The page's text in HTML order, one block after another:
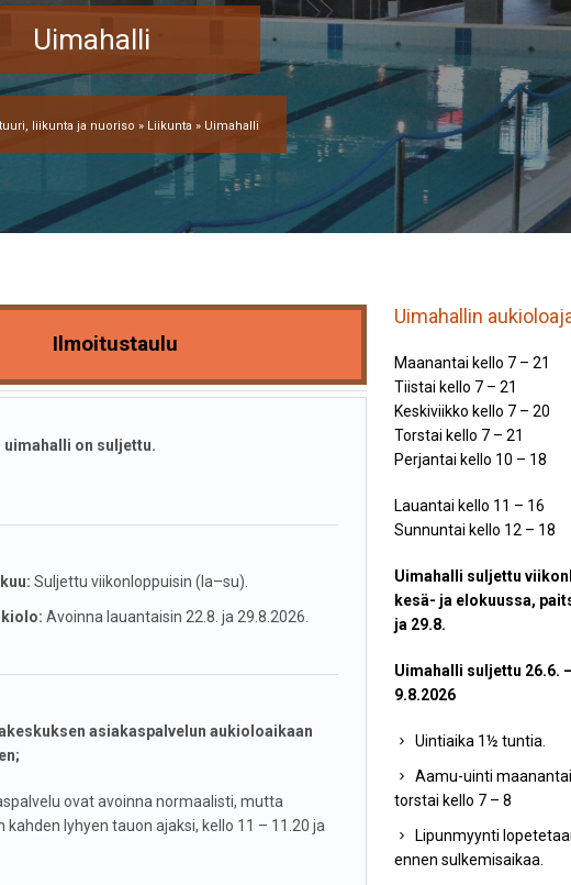
Uimahalli
liikunta ja nuoriso » Liikunta » Uimahalli
Ilmoitustaulu
uimahalli on suljettu.
Suljettu viikonloppuisin (la–su).
Avoinna lauantaisin 22.8. ja 29.8.2026.
asiakaspalvelun aukioloaikaan
ovat avoinna normaalisti, mutta
kahden lyhyen tauon ajaksi, kello 11 – 11.20 ja
Uimahallin
Maanantai kello 7 – 21
Tiistai kello 7 – 21
Keskiviikko kello 7 – 20
Torstai kello 7 – 21
Perjantai kello 10 – 18
Lauantai kello 11 – 16
Sunnuntai kello 12 – 18
Uimahalli suljettu
kesä- ja elokuussa,
ja 29.8.
Uimahalli suljettu 26.6. –
9.8.2026
Uintiaika 1½ tuntia.
Aamu-uinti
torstai kello 7 – 8
Lipunmyynti
ennen sulkemisaikaa.